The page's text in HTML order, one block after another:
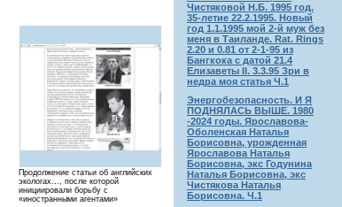
Продолжение статьи об английских
экологах…, после которой
инициировали борьбу с
«иностранными агентами»
Чистяковой Н.Б. 1995 год.
35-летие 22.2.1995. Новый
год 1.1.1995 мой 2-й муж без
меня в Таиланде. Rat. Rings
2.20 и 0.81 от 2-1-95 из
Бангкока с датой 21.4
Елизаветы II. 3.3.95 Зри в
недра моя статья Ч.1
Энергобезопасность. И Я
ПОДНЯЛАСЬ ВЫШЕ. 1980
-2024 годы. Ярославова-
Оболенская Наталья
Борисовна, урожденная
Ярославова Наталья
Борисовна, экс Годунина
Наталья Борисовна, экс
Чистякова Наталья
Борисовна. Ч.1